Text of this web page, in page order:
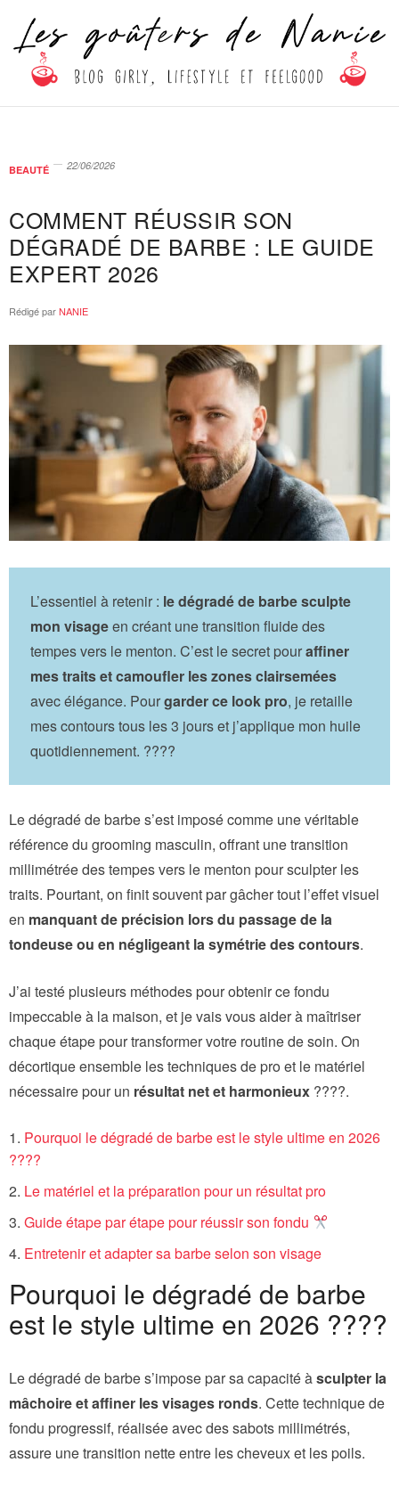
BEAUTÉ 22/06/2026
COMMENT RÉUSSIR SON
DÉGRADÉ DE BARBE : LE GUIDE
EXPERT 2026
Rédigé parNANIE
L’essentiel à retenir : le dégradé de barbe sculpte
mon visageen créant une transition fluide des
tempes vers le menton. C’est le secret pouraffiner
mes traits et camoufler les zones clairsemées
avec élégance. Pourgarder ce look pro, je retaille
mes contours tous les 3 jours et j’applique mon huile
quotidiennement. ????
Le dégradé de barbe s’est imposé comme une véritable
référence du grooming masculin, offrant une transition
millimétrée des tempes vers le menton pour sculpter les
traits. Pourtant, on finit souvent par gâcher tout l’effet visuel
en manquant de précision lors du passage de la
tondeuse ou en négligeant la symétrie des contours.
J’ai testé plusieurs méthodes pour obtenir ce fondu
impeccable à la maison, et je vais vous aider à maîtriser
chaque étape pour transformer votre routine de soin. On
décortique ensemble les techniques de pro et le matériel
nécessaire pour un résultat net et harmonieux ????.
Pourquoi le dégradé de barbe est le style ultime en 2026
????
Le matériel et la préparation pour un résultat pro
Guide étape par étape pour réussir son fondu
Entretenir et adapter sa barbe selon son visage
Pourquoi le dégradé de barbe
est le style ultime en 2026 ????
Le dégradé de barbe s’impose par sa capacité àsculpter la
mâchoire et affiner les visages ronds. Cette technique de
fondu progressif, réalisée avec des sabots millimétrés,
assure une transition nette entre les cheveux et les poils.